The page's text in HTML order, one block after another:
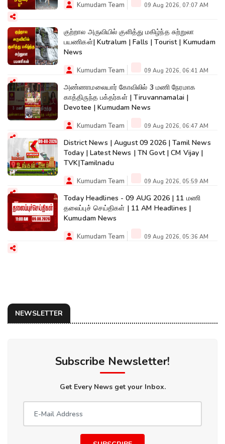
Kumudam Team 09 Aug 2026, 07:07 AM
குற்றால அருவியில் குளித்து மகிழ்ந்த சுற்றுலா
பயணிகள்| Kutralum | Falls | Tourist | Kumudam
News
Kumudam Team 09 Aug 2026, 06:41 AM
அண்ணாமலையார் கோவிலில் 3 மணி நேரமாக
காத்திருந்த பக்தர்கள் | Tiruvannamalai |
Devotee | Kumudam News
Kumudam Team 09 Aug 2026, 06:47 AM
District News | August 09 2026 | Tamil News
Today | Latest News | TN Govt | CM Vijay |
TVK|Tamilnadu
Kumudam Team 09 Aug 2026, 05:59 AM
Today Headlines - 09 AUG 2026 | 11 மணி
தலைப்புச் செய்திகள் | 11 AM Headlines |
Kumudam News
Kumudam Team 09 Aug 2026, 05:36 AM
NEWSLETTER
Subscribe Newsletter!
Get Every News get your Inbox.